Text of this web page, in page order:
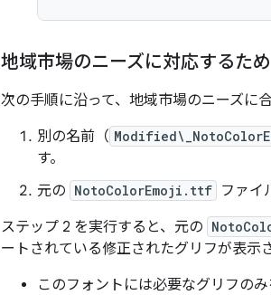
地域市場のニーズに対応するた
次の手順に沿って、地域市場のニーズに
別の名前（
す。
元の NotoColorEmoji.ttf ファイ
ステップ 2 を実行すると、元の
ートされている修正されたグリフが表示
このフォントには必要なグリフのみ